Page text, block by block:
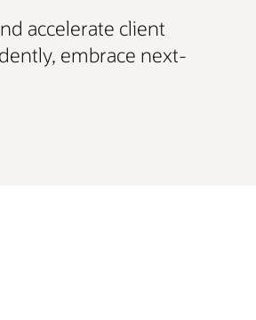
accelerate client
embrace next-